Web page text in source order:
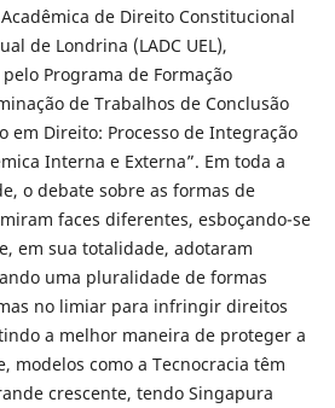
de Direito Constitucional
de Londrina (LADC UEL),
Programa de Formação
de Trabalhos de Conclusão
em Direito: Processo de Integração
Interna e Externa”. Em toda a
o debate sobre as formas de
faces diferentes, esboçando-se
em sua totalidade, adotaram
uma pluralidade de formas
no limiar para infringir direitos
a melhor maneira de proteger a
modelos como a Tecnocracia têm
crescente, tendo Singapura